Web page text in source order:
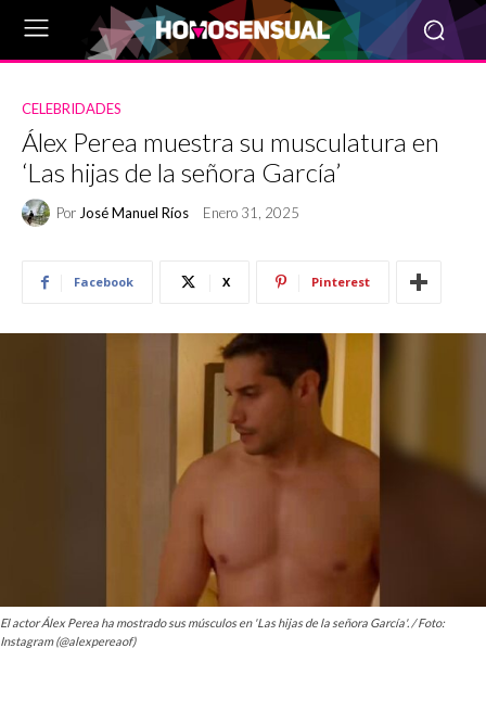
CELEBRIDADES
Álex Perea muestra su musculatura en
‘Las hijas de la señora García’
Por José Manuel Ríos Enero 31, 2025
Facebook X Pinterest
El actor Álex Perea ha mostrado sus músculos en 'Las hijas de la señora García'. / Foto:
Instagram (@alexpereaof)